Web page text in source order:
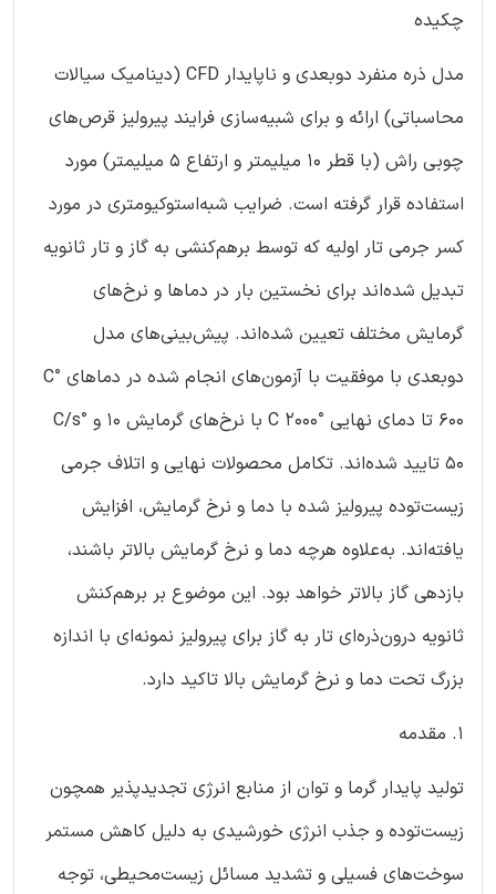
چکیده
مدل ذره منفرد دوبعدی و ناپایدار CFD (دینامیک سیالات
محاسباتی) ارائه و برای شبیه‌سازی فرایند پیرولیز قرص‌های
چوبی راش (با قطر 10 میلیمتر و ارتفاع 5 میلیمتر) مورد
استفاده قرار گرفته است. ضرایب شبه‌استوکیومتری در مورد
کسر جرمی تار اولیه که توسط برهم‌کنشی به گاز و تار ثانویه
تبدیل شده‌اند برای نخستین بار در دماها و نرخ‌های
گرمایش مختلف تعیین شده‌اند. پیش‌بینی‌های مدل
دوبعدی با موفقیت با آزمون‌های انجام شده در دماهای °C
600 تا دمای نهایی °C 2000 با نرخ‌های گرمایش 10 و °C/s
50 تایید شده‌اند. تکامل محصولات نهایی و اتلاف جرمی
زیست‌توده پیرولیز شده با دما و نرخ گرمایش، افزایش
یافته‌اند. به‌علاوه هرچه دما و نرخ گرمایش بالاتر باشند،
بازدهی گاز بالاتر خواهد بود. این موضوع بر برهم‌کنش
ثانویه درون‌ذره‌ای تار به گاز برای پیرولیز نمونه‌ای با اندازه
بزرگ تحت دما و نرخ گرمایش بالا تاکید دارد.
1. مقدمه
تولید پایدار گرما و توان از منابع انرژی تجدیدپذیر همچون
زیست‌توده و جذب انرژی خورشیدی به دلیل کاهش مستمر
سوخت‌های فسیلی و تشدید مسائل زیست‌محیطی، توجه